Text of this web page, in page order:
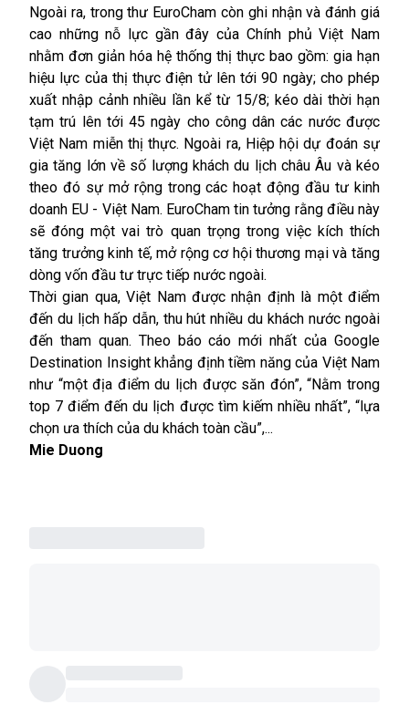
Ngoài ra, trong thư EuroCham còn ghi nhận và đánh giá
cao những nỗ lực gần đây của Chính phủ Việt Nam
nhằm đơn giản hóa hệ thống thị thực bao gồm: gia hạn
hiệu lực của thị thực điện tử lên tới 90 ngày; cho phép
xuất nhập cảnh nhiều lần kể từ 15/8; kéo dài thời hạn
tạm trú lên tới 45 ngày cho công dân các nước được
Việt Nam miễn thị thực. Ngoài ra, Hiệp hội dự đoán sự
gia tăng lớn về số lượng khách du lịch châu Âu và kéo
theo đó sự mở rộng trong các hoạt động đầu tư kinh
doanh EU - Việt Nam. EuroCham tin tưởng rằng điều này
sẽ đóng một vai trò quan trọng trong việc kích thích
tăng trưởng kinh tế, mở rộng cơ hội thương mại và tăng
dòng vốn đầu tư trực tiếp nước ngoài.
Thời gian qua, Việt Nam được nhận định là một điểm
đến du lịch hấp dẫn, thu hút nhiều du khách nước ngoài
đến tham quan. Theo báo cáo mới nhất của Google
Destination Insight khẳng định tiềm năng của Việt Nam
như “một địa điểm du lịch được săn đón”, “Nằm trong
top 7 điểm đến du lịch được tìm kiếm nhiều nhất”, “lựa
chọn ưa thích của du khách toàn cầu”,...
Mie Duong